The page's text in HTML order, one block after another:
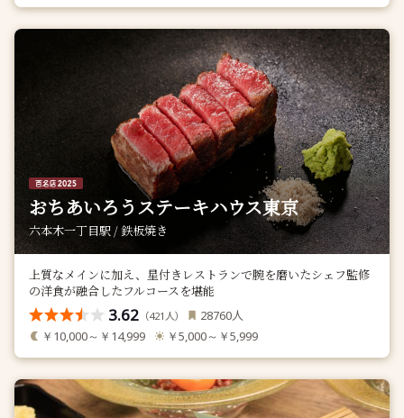
おちあいろうステーキハウス東京
六本木一丁目駅 / 鉄板焼き
上質なメインに加え、星付きレストランで腕を磨いたシェフ監修
の洋食が融合したフルコースを堪能
3.62 （421 人） 28760人
￥10,000～￥14,999 ￥5,000～￥5,999